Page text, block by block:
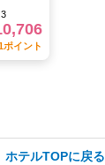
ホテルTOPに戻る